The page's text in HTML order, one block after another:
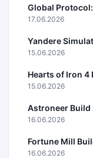
Global
17.06.2026
Yandere
15.06.2026
Hearts of Iron 4
15.06.2026
Astroneer Build
16.06.2026
Fortune Mill
16.06.2026